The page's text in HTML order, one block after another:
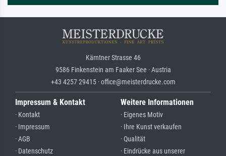
Kärntner Strasse 46
9586 Finkenstein am Faaker See · Austria
+43 4257 29415 · office@meisterdrucke.com
Impressum & Kontakt
· Kontakt
· Impressum
· AGB
· Datenschutz
Weitere Informationen
· Eigenes Motiv
· Ihre Kunst verkaufen
· Qualität
· Eindrücke aus unserer